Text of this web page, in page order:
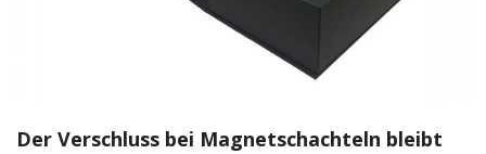
Der Verschluss bei Magnetschachteln bleibt